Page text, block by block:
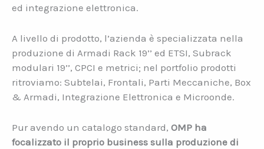
ed integrazione elettronica.
A livello di prodotto, l’azienda è specializzata nella
produzione di Armadi Rack 19’’ ed ETSI, Subrack
modulari 19’’, CPCI e metrici; nel portfolio prodotti
ritroviamo: Subtelai, Frontali, Parti Meccaniche, Box
& Armadi, Integrazione Elettronica e Microonde.
Pur avendo un catalogo standard, OMP ha
focalizzato il proprio business sulla produzione di